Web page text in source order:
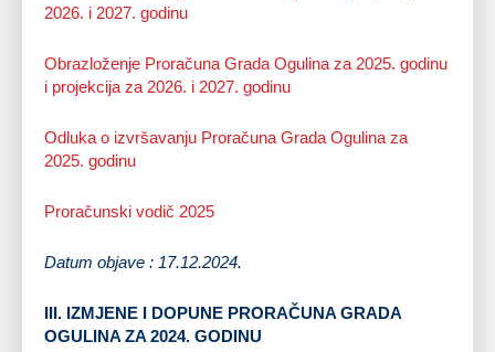
2026. i 2027. godinu
Obrazloženje Proračuna Grada Ogulina za 2025. godinu
i projekcija za 2026. i 2027. godinu
Odluka o izvršavanju Proračuna Grada Ogulina za
2025. godinu
Proračunski vodič 2025
Datum objave : 17.12.2024.
III. IZMJENE I DOPUNE PRORAČUNA GRADA
OGULINA ZA 2024. GODINU